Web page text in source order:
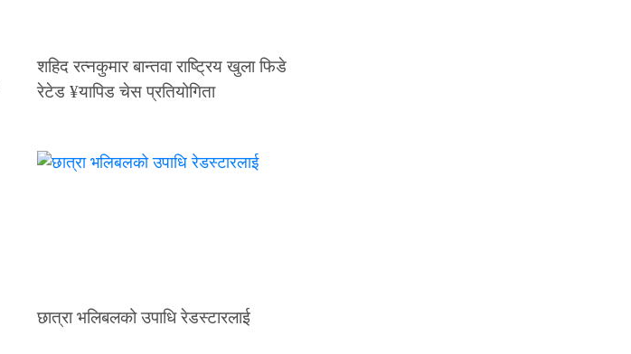
शहिद रत्नकुमार बान्तवा राष्ट्रिय खुला फिडे
रेटेड ¥यापिड चेस प्रतियोगिता
छात्रा भलिबलको उपाधि रेडस्टारलाई